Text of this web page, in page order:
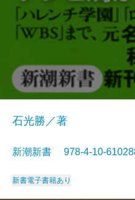
石光勝／著
新潮新書 978-4-10-
新書電子書籍あり